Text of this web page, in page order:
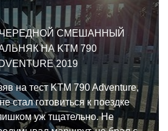
СМЕШАННЫЙ
НА KTM 790
2019
на тест KTM 790 Adventure,
стал готовиться к поездке
уж тщательно. Не